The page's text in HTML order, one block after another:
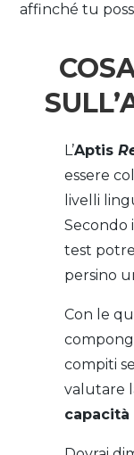
affinché tu
L’Aptis
essere
livelli
Secondo
test
persino
Con le
compiti
valutare